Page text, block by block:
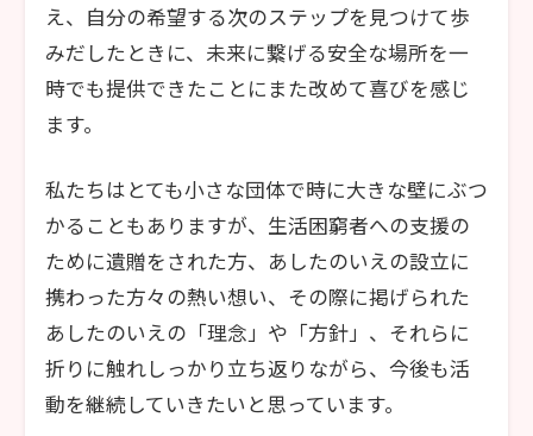
え、自分の希望する次のステップを見つけて歩
みだしたときに、未来に繋げる安全な場所を一
時でも提供できたことにまた改めて喜びを感じ
ます。
私たちはとても小さな団体で時に大きな壁にぶつ
かることもありますが、生活困窮者への支援の
ために遺贈をされた方、あしたのいえの設立に
携わった方々の熱い想い、その際に掲げられた
あしたのいえの「理念」や「方針」、それらに
折りに触れしっかり立ち返りながら、今後も活
動を継続していきたいと思っています。